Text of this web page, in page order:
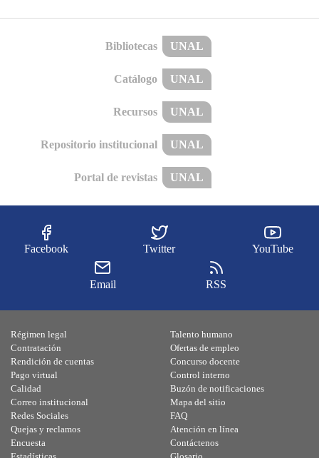
Bibliotecas UNAL
Catálogo UNAL
Recursos UNAL
Repositorio institucional UNAL
Portal de revistas UNAL
Facebook Twitter YouTube
Email RSS
Régimen legal
Contratación
Rendición de cuentas
Pago virtual
Calidad
Talento humano
Ofertas de empleo
Concurso docente
Control interno
Buzón de notificaciones
Correo institucional
Redes Sociales
Quejas y reclamos
Encuesta
Mapa del sitio
FAQ
Atención en línea
Contáctenos